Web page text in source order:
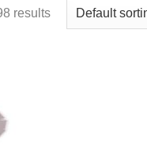
results